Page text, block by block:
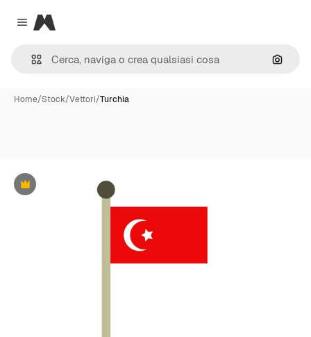
Close menu
Magnific
Cerca
Home/Stock/Vettori/Turchia
Premium